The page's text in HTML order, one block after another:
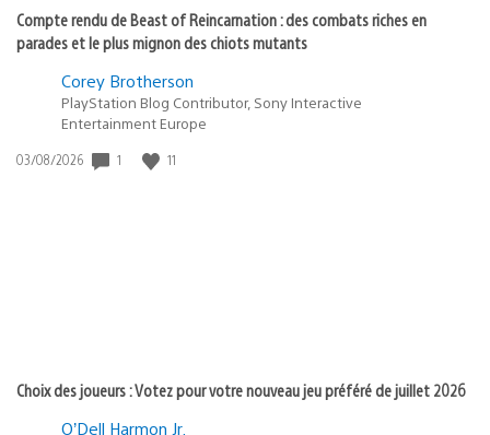
Compte rendu de Beast of Reincarnation : des combats riches en
parades et le plus mignon des chiots mutants
Corey Brotherson
PlayStation Blog Contributor, Sony Interactive
Entertainment Europe
Date
03/08/2026 1 11
Choix des joueurs : Votez pour votre nouveau jeu préféré de juillet 2026
O’Dell Harmon Jr.